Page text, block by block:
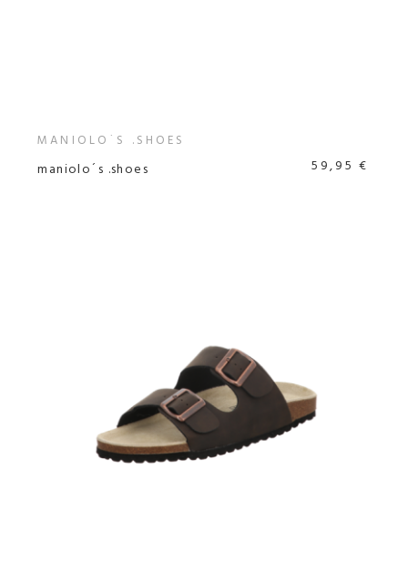
MANIOLO´S .SHOES
maniolo´s .shoes 59,95 €